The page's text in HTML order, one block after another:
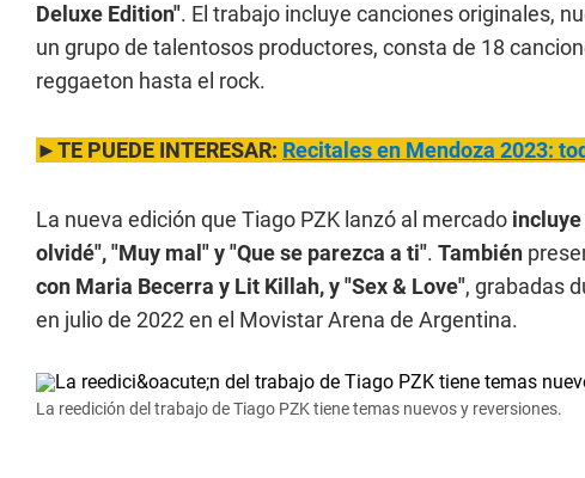
Deluxe Edition". El trabajo incluye canciones originales,
un grupo de talentosos productores, consta de 18
reggaeton hasta el rock.
►TE PUEDE INTERESAR: Recitales en Mendoza 2023:
La nueva edición que Tiago PZK lanzó al mercado incluye
olvidé", "Muy mal" y "Que se parezca a ti". También
con Maria Becerra y Lit Killah, y "Sex & Love", grabadas
en julio de 2022 en el Movistar Arena de Argentina.
La reedición del trabajo de Tiago PZK tiene temas nuevos y reversiones.